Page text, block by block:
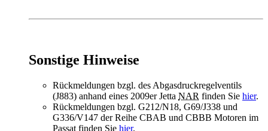
Sonstige Hinweise
Rückmeldungen bzgl. des Abgasdruckregelventils
(J883) anhand eines 2009er Jetta NAR finden Sie hier.
Rückmeldungen bzgl. G212/N18, G69/J338 und
G336/V147 der Reihe CBAB und CBBB Motoren im
Passat finden Sie hier.